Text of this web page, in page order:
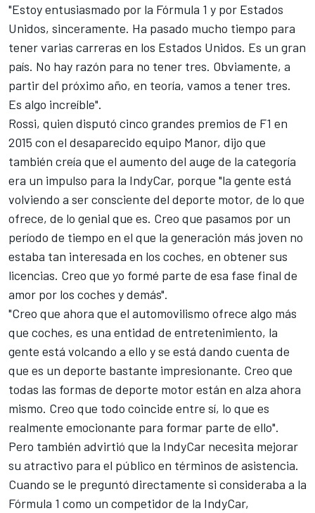
"Estoy entusiasmado por la Fórmula 1 y por Estados
Unidos, sinceramente. Ha pasado mucho tiempo para
tener varias carreras en los Estados Unidos. Es un gran
país. No hay razón para no tener tres. Obviamente, a
partir del próximo año, en teoría, vamos a tener tres.
Es algo increíble".
Rossi, quien disputó cinco grandes premios de F1 en
2015 con el desaparecido equipo Manor, dijo que
también creía que el aumento del auge de la categoría
era un impulso para la IndyCar, porque "la gente está
volviendo a ser consciente del deporte motor, de lo que
ofrece, de lo genial que es. Creo que pasamos por un
período de tiempo en el que la generación más joven no
estaba tan interesada en los coches, en obtener sus
licencias. Creo que yo formé parte de esa fase final de
amor por los coches y demás".
"Creo que ahora que el automovilismo ofrece algo más
que coches, es una entidad de entretenimiento, la
gente está volcando a ello y se está dando cuenta de
que es un deporte bastante impresionante. Creo que
todas las formas de deporte motor están en alza ahora
mismo. Creo que todo coincide entre sí, lo que es
realmente emocionante para formar parte de ello".
Pero también advirtió que la IndyCar necesita mejorar
su atractivo para el público en términos de asistencia.
Cuando se le preguntó directamente si consideraba a la
Fórmula 1 como un competidor de la IndyCar,